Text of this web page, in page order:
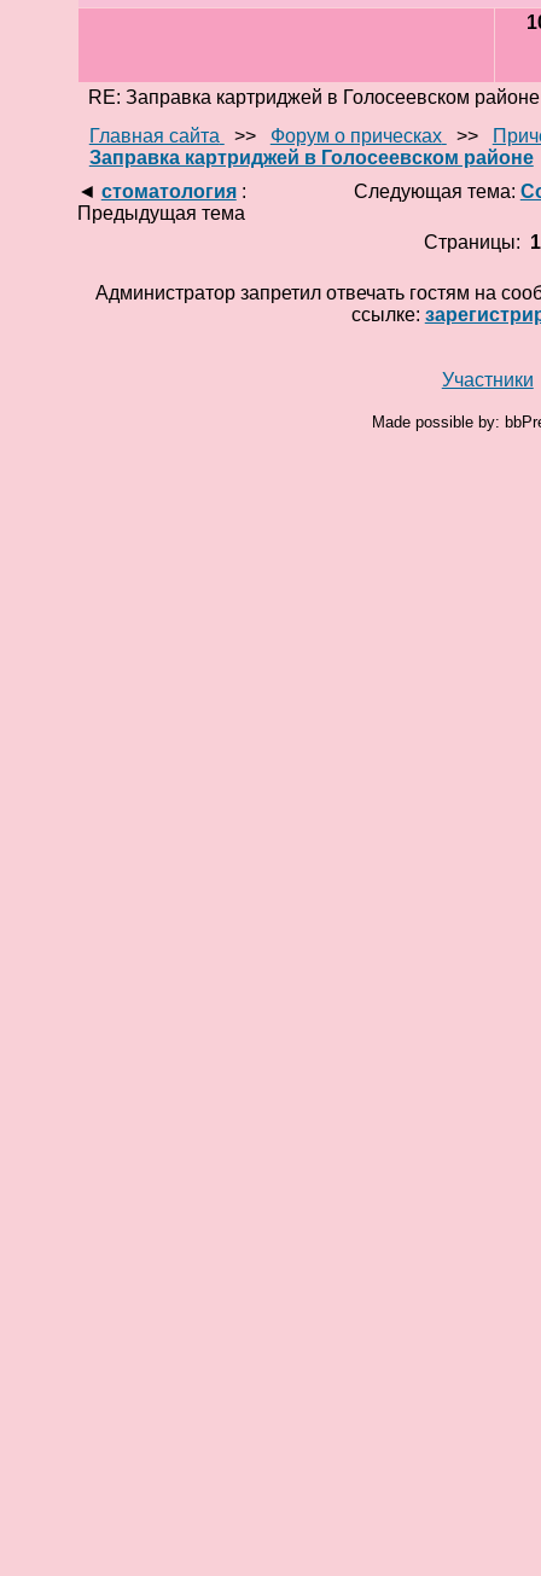
RE: Заправка картриджей в Голосеевском районе
Главная сайта
>> Форум о прическах >>
Заправка картриджей в Голосеевском районе
◄ стоматология:
Предыдущая тема
Следующая тема:
Страницы: 1
Администратор запретил отвечать гостям на
ссылке:
Участники
Made possible by: